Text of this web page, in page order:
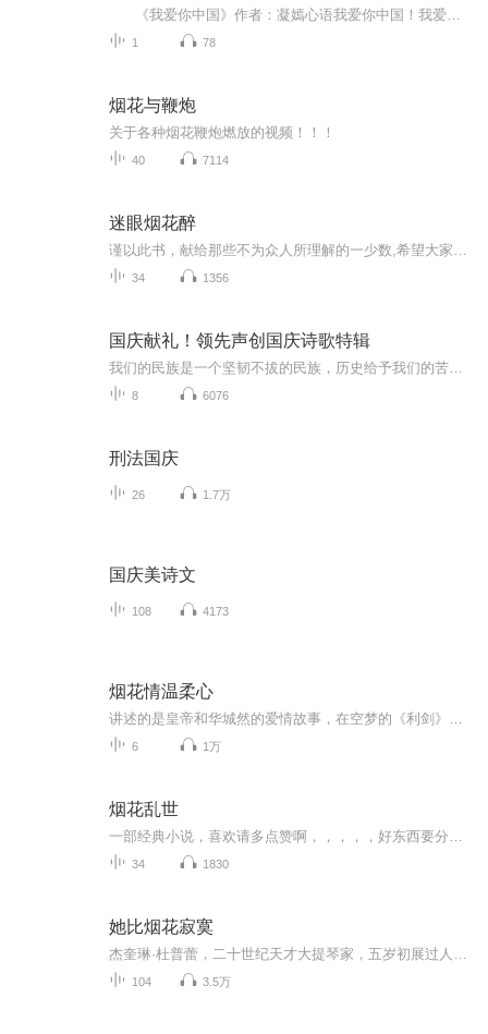
1 78
烟花与鞭炮
关于各种烟花鞭炮燃放的视频！！！
40 7114
迷眼烟花醉
34 1356
国庆献礼！领先声创国庆诗歌特辑
8 6076
刑法国庆
26 1.7万
国庆美诗文
108 4173
烟花情温柔心
6 1万
烟花乱世
34 1830
她比烟花寂寞
104 3.5万